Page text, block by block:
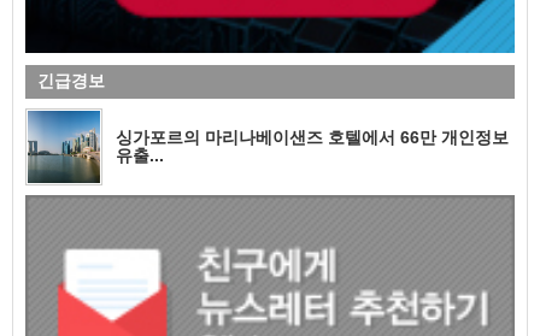
긴급경보
싱가포르의 마리나베이샌즈 호텔에서 66만 개인정보
유출...